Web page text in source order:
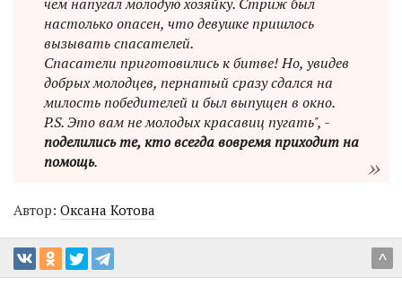
настолько опасен, что девушке пришлось
вызывать спасателей.
Спасатели приготовились к битве! Но, увидев
добрых молодцев, пернатый сразу сдался на
милость победителей и был выпущен в окно.
P.S. Это вам не молодых красавиц пугать", -
поделились те, кто всегда вовремя приходит на
помощь.
Автор: Оксана Котова
^